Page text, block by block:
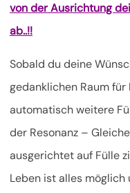
von der Ausrichtung
ab..!!
Sobald du deine
gedanklichen Raum
automatisch weitere
der Resonanz –
ausgerichtet auf Fülle
Leben ist alles